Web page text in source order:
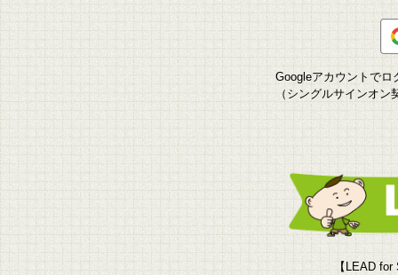
Googleアカウントでロ
（シングルサインオ
【LEAD